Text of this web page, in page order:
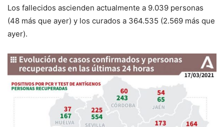
Los fallecidos ascienden actualmente a 9.039 personas
(48 más que ayer) y los curados a 364.535 (2.569 más que
ayer).